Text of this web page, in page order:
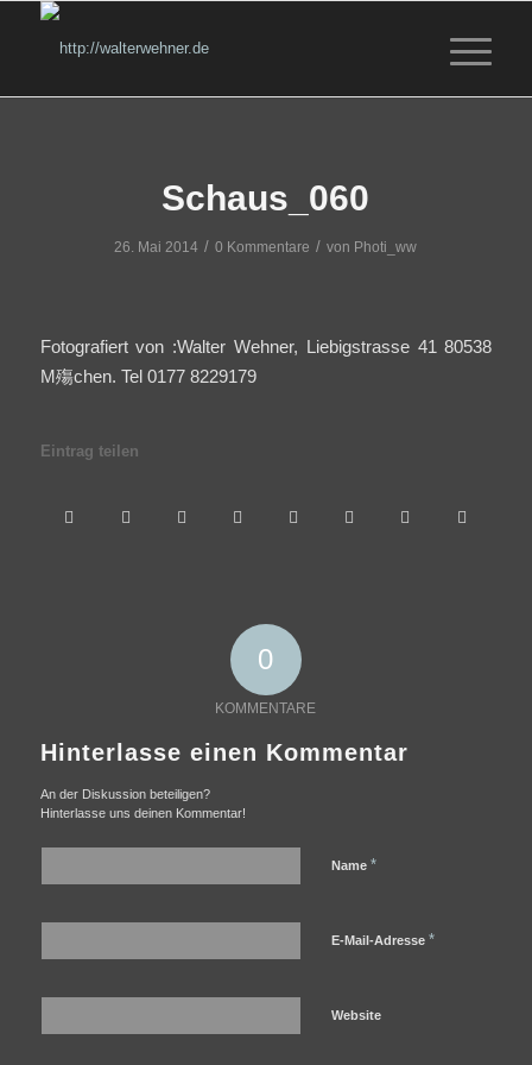
Schaus_060
26. Mai 2014 / 0 Kommentare / von Photi_ww
Fotografiert von :Walter Wehner, Liebigstrasse 41 80538
M殤chen. Tel 0177 8229179
Eintrag teilen
0
KOMMENTARE
Hinterlasse einen Kommentar
An der Diskussion beteiligen?
Hinterlasse uns deinen Kommentar!
Name *
E-Mail-Adresse *
Website